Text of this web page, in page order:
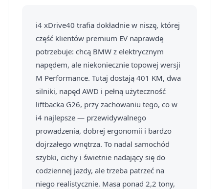
i4 xDrive40 trafia dokładnie w niszę, której
część klientów premium EV naprawdę
potrzebuje: chcą BMW z elektrycznym
napędem, ale niekoniecznie topowej wersji
M Performance. Tutaj dostają 401 KM, dwa
silniki, napęd AWD i pełną użyteczność
liftbacka G26, przy zachowaniu tego, co w
i4 najlepsze — przewidywalnego
prowadzenia, dobrej ergonomii i bardzo
dojrzałego wnętrza. To nadal samochód
szybki, cichy i świetnie nadający się do
codziennej jazdy, ale trzeba patrzeć na
niego realistycznie. Masa ponad 2,2 tony,